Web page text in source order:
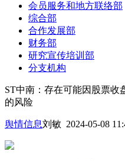
会员服务和地方联络部
综合部
合作发展部
财务部
研究宣传培训部
分支机构
ST中南：存在可能因股票收
的风险
舆情信息刘敏 2024-05-08